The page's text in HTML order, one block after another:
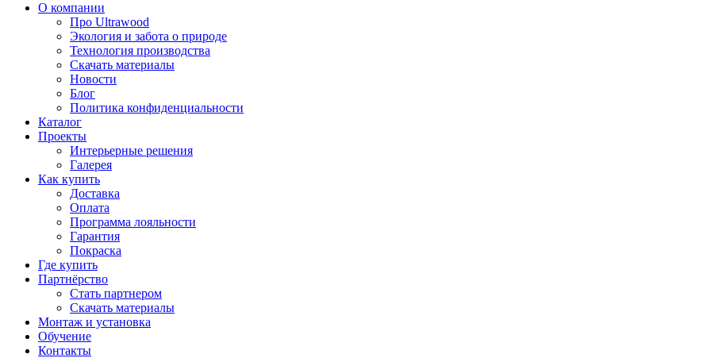
О компании
Про Ultrawood
Экология и забота о природе
Технология производства
Скачать материалы
Новости
Блог
Политика конфиденциальности
Каталог
Проекты
Интерьерные решения
Галерея
Как купить
Доставка
Оплата
Программа лояльности
Гарантия
Покраска
Где купить
Партнёрство
Стать партнером
Скачать материалы
Монтаж и установка
Обучение
Контакты